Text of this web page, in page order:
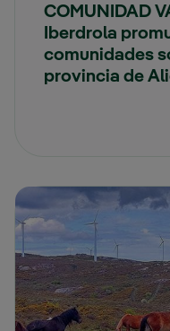
COMUNIDAD
Iberdrola
comunidades
provincia de